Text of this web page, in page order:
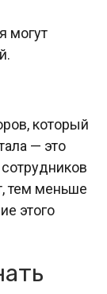
могут
который
— это
тем меньше
этого